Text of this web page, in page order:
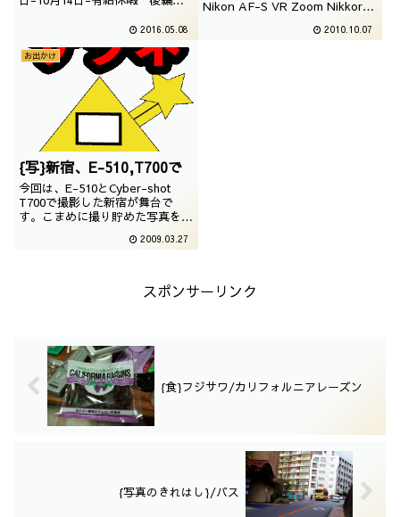
その15清水の坂を歩きます。<有
2016.05.08
Nikon AF-S VR Zoom Nikkor
ケ地：京都使用機材：・Nikon
2010.10.07
お出かけ
{写}新宿、E-510,T700で
今回は、E-510とCyber-shot
T700で撮影した新宿が舞台で
す。こまめに撮り貯めた写真をま
期にわたります。撮影日：2008
2009.03.27
スポンサーリンク
{食}フジサワ/カリフォルニアレーズン
{写真のきれはし}/バス